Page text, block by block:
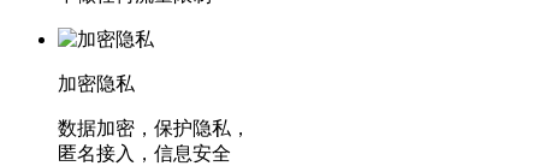
加密隐私
数据加密，保护隐私，
匿名接入，信息安全